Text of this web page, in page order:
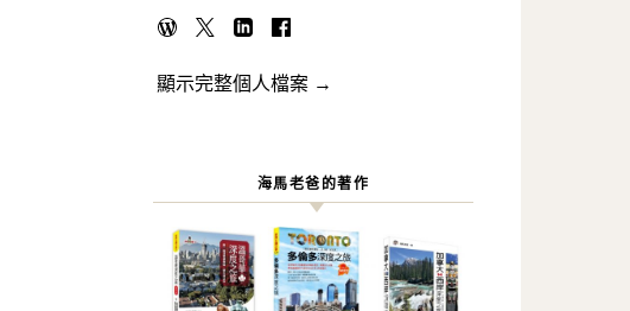
顯示完整個人檔案 →
海馬老爸的著作